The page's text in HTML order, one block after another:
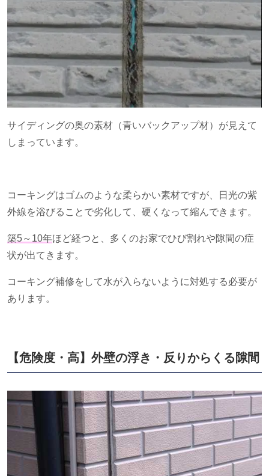
サイディングの奥の素材（青いバックアップ材）が見えて
しまっています。
コーキングはゴムのような柔らかい素材ですが、日光の紫
外線を浴びることで劣化して、硬くなって縮んできます。
築5～ 10年ほど経つと、多くのお家でひび割れや隙間の症
状が出てきます。
コーキング補修をして水が入らないように対処する必要が
あります。
【危険度・高】外壁の浮き・反りからくる隙間